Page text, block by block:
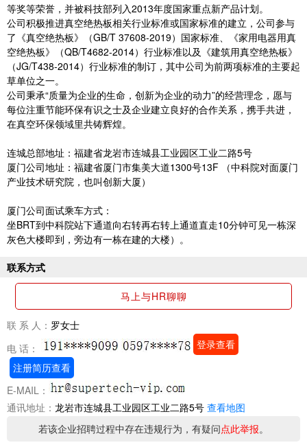
等奖等荣誉，并被科技部列入2013年度国家重点新产品计划。
公司积极推进真空绝热板相关行业标准或国家标准的建立，公司参与
了《真空绝热板》（GB/T 37608-2019）国家标准、《家用电器用真
空绝热板》（QB/T4682-2014）行业标准以及《建筑用真空绝热板》
（JG/T438-2014）行业标准的制订，其中公司为前两项标准的主要起
草单位之一。
公司秉承“质量为企业的生命，创新为企业的动力”的经营理念，愿与
每位注重节能环保有识之士及企业建立良好的合作关系，携手共进，
在真空环保领域里共铸辉煌。
连城总部地址：福建省龙岩市连城县工业园区工业二路5号
厦门公司地址：福建省厦门市集美大道1300号13F （中科院对面厦门
产业技术研究院，也叫创新大厦）
厦门公司面试乘车方式：
坐BRT到中科院站下通道向右转再右转上通道直走10分钟可见一栋深
灰色大楼即到，旁边有一栋在建的大楼）。
联系方式
马上与HR聊聊
联 系 人： 罗女士
电 话：
登录查看
注册简历查看
E-MAIL：
通讯地址： 龙岩市连城县工业园区工业二路5号 查看地图
若该企业招聘过程中存在违规行为，有疑问点此举报。